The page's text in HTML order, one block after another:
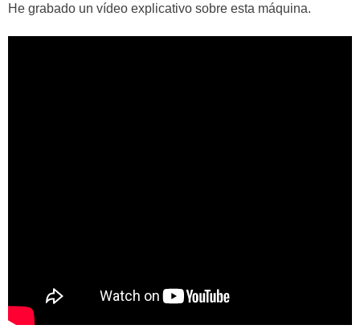
He grabado un vídeo explicativo sobre esta máquina.